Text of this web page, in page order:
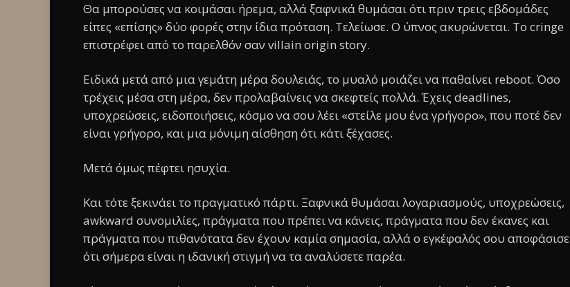
Θα μπορούσες να κοιμάσαι ήρεμα, αλλά ξαφνικά θυμάσαι ότι πριν τρεις εβδομάδες
είπες «επίσης» δύο φορές στην ίδια πρόταση. Τελείωσε. Ο ύπνος ακυρώνεται. Το cringe
επιστρέφει από το παρελθόν σαν villain origin story.
Ειδικά μετά από μια γεμάτη μέρα δουλειάς, το μυαλό μοιάζει να παθαίνει reboot. Όσο
τρέχεις μέσα στη μέρα, δεν προλαβαίνεις να σκεφτείς πολλά. Έχεις deadlines,
υποχρεώσεις, ειδοποιήσεις, κόσμο να σου λέει «στείλε μου ένα γρήγορο», που ποτέ δεν
είναι γρήγορο, και μια μόνιμη αίσθηση ότι κάτι ξέχασες.
Μετά όμως πέφτει ησυχία.
Και τότε ξεκινάει το πραγματικό πάρτι. Ξαφνικά θυμάσαι λογαριασμούς, υποχρεώσεις,
awkward συνομιλίες, πράγματα που πρέπει να κάνεις, πράγματα που δεν έκανες και
πράγματα που πιθανότατα δεν έχουν καμία σημασία, αλλά ο εγκέφαλός σου αποφάσισε
ότι σήμερα είναι η ιδανική στιγμή να τα αναλύσετε παρέα.